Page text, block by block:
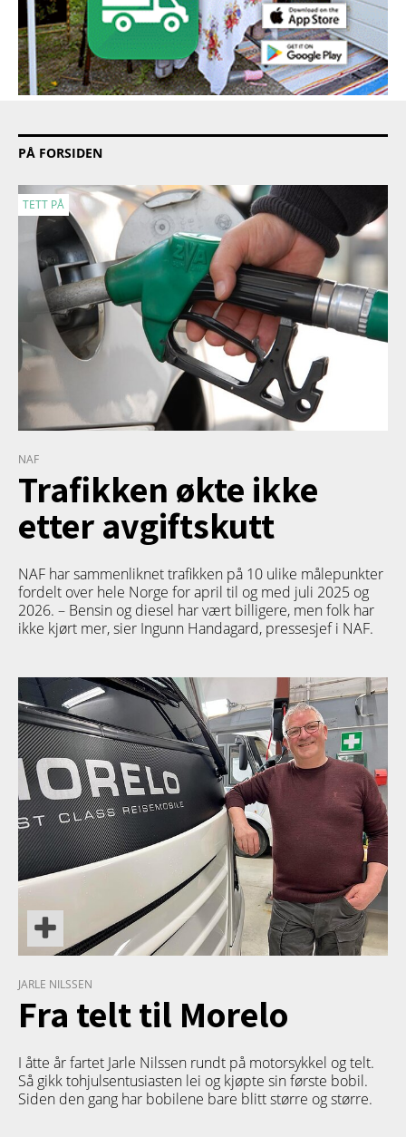
PÅ FORSIDEN
TETT PÅ
NAF
Trafikken økte ikke
etter avgiftskutt
NAF har sammenliknet trafikken på 10 ulike målepunkter
fordelt over hele Norge for april til og med juli 2025 og
2026. – Bensin og diesel har vært billigere, men folk har
ikke kjørt mer, sier Ingunn Handagard, pressesjef i NAF.
TETT PÅ
JARLE NILSSEN
Fra telt til Morelo
I åtte år fartet Jarle Nilssen rundt på motorsykkel og telt.
Så gikk tohjulsentusiasten lei og kjøpte sin første bobil.
Siden den gang har bobilene bare blitt større og større.